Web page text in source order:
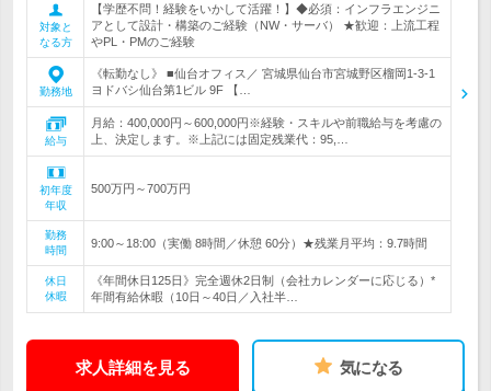
対象と
なる方
【学歴不問！経験をいかして活躍！】◆必須：インフラエンジニ
アとして設計・構築のご経験（NW・サーバ） ★歓迎：上流工程
やPL・PMのご経験
勤務地
《転勤なし》 ■仙台オフィス／ 宮城県仙台市宮城野区榴岡1-3-1
ヨドバシ仙台第1ビル 9F 【…
給与
月給：400,000円～600,000円※経験・スキルや前職給与を考慮の
上、決定します。※上記には固定残業代：95,…
初年度
年収
500万円～700万円
勤務
時間
9:00～18:00（実働 8時間／休憩 60分）★残業月平均：9.7時間
休日
休暇
《年間休日125日》完全週休2日制（会社カレンダーに応じる）*
年間有給休暇（10日～40日／入社半…
求人詳細を見る 気になる